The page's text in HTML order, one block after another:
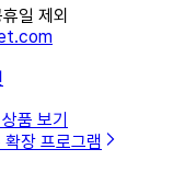
일 제외
품 보기
확장 프로그램